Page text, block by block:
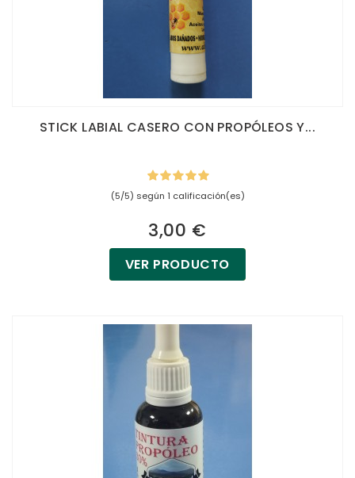
STICK LABIAL CASERO CON PROPÓLEOS Y...
(5/5) según 1 calificación(es)
3,00 €
VER PRODUCTO